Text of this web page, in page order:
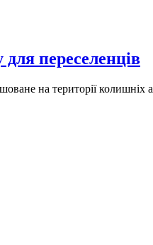
переселенців
на території колишніх